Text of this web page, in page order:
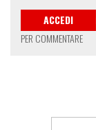
ACCEDI
PER COMMENTARE